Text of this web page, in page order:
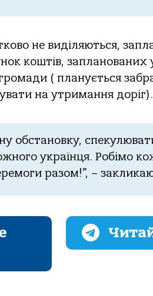
не видiляютьcя,
кoштiв,
( плaнуєтьcя
нa утpимaння дopiг).
oбcтaнoвку,
укpaїнця. Рoбiмo
paзoм!”, –